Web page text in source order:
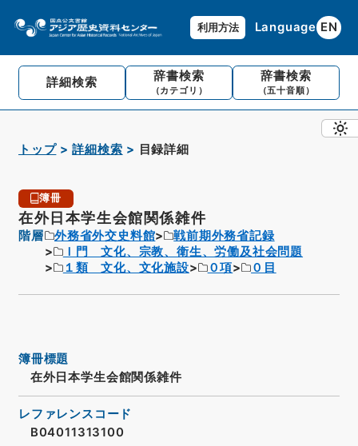
利用方法 Language EN
詳細検索 辞書検索
（カテゴリ）
辞書検索
（五十音順）
トップ 詳細検索 目録詳細
簿冊
在外日本学生会館関係雑件
階層 外務省外交史料館
戦前期外務省記録
Ｉ門 文化、宗教、衛生、労働及社会問題
１類 文化、文化施設
０項 ０目
簿冊標題
在外日本学生会館関係雑件
レファレンスコード
B04011313100